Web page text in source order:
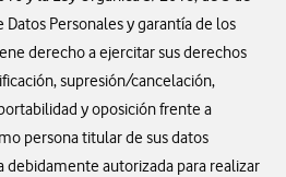
Personales y garantía de los
derecho a ejercitar sus derechos
supresión/cancelación,
y oposición frente a
persona titular de sus datos
debidamente autorizada para realizar